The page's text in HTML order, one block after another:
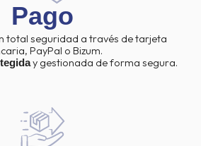
Pago
total seguridad a través de tarjeta
PayPal o Bizum.
y gestionada de forma segura.